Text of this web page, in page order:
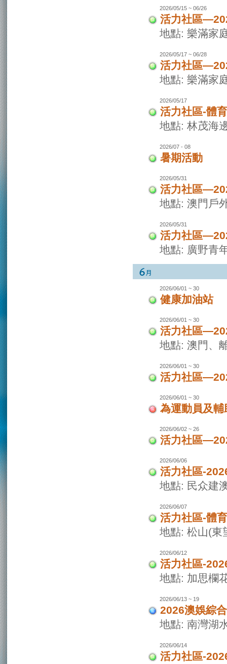
2026/05/15 ~ 06/26
活力社區
地點: 樂滿家
2026/05/17 ~ 06/28
活力社區
地點: 樂滿家
2026/05/17
活力社區-體
地點: 林茂海
2026/07 - 08
暑期活動
2026/05/31
活力社區
地點: 澳門戶
2026/05/31
活力社區
地點: 廣野青
2026/06/01 ~ 30
健康加油站
2026/06/01 ~ 30
活力社區
地點: 澳門、
2026/06/01 ~ 30
活力社區
2026/06/01 ~ 30
為運動員及
2026/06/02 ~ 26
活力社區
2026/06/06
活力社區-
地點: 民众建
2026/06/07
活力社區-體
地點: 松山(東
2026/06/12
活力社區-
地點: 加思欄
2026/06/13 ~ 19
2026澳娛綜
地點: 南灣湖
2026/06/14
活力社區-